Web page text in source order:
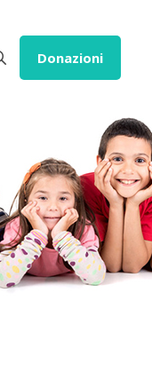
Donazioni